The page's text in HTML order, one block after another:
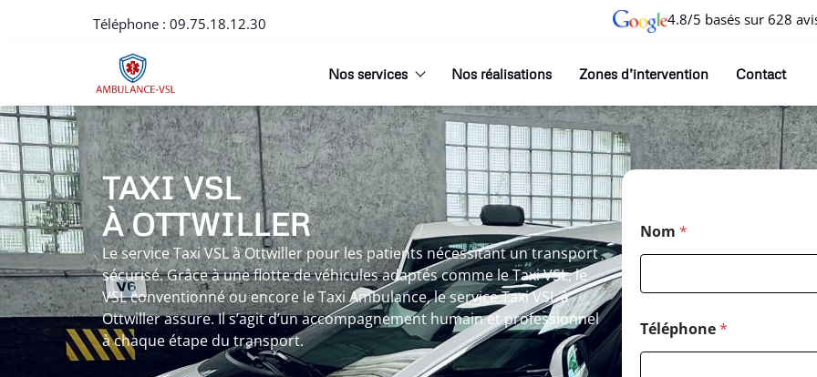
Téléphone : 09.75.18.12.30 4.8/5 basés sur 628
Nos services Nos réalisations Zones d’intervention Contact
TAXI VSL
À OTTWILLER
Le service Taxi VSL à Ottwiller pour les patients nécessitant un transport
sécurisé. Grâce à une flotte de véhicules adaptés comme le Taxi VSL, le
VSL conventionné ou encore le Taxi Ambulance, le service Taxi VSL à
Ottwiller assure. Il s’agit d’un accompagnement humain et professionnel
à chaque étape du transport.
Nom *
Téléphone*